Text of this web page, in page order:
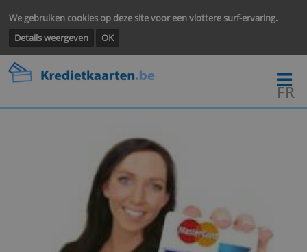
We gebruiken cookies op deze site voor een vlottere surf-
Details weergeven